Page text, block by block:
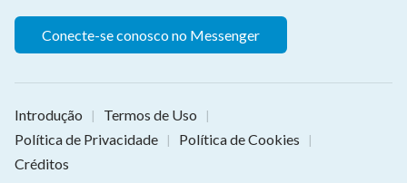
Conecte-se conosco no Messenger
Introdução | Termos de Uso |
Política de Privacidade | Política de Cookies |
Créditos